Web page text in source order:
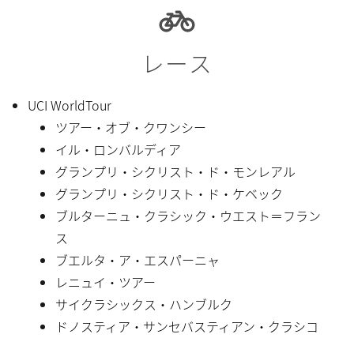
レース
UCI WorldTour
ツアー・オブ・クワンシー
イル・ロンバルディア
グランプリ・シクリスト・ド・モンレアル
グランプリ・シクリスト・ド・ケベック
ブルターニュ・クラシック・ウエスト＝フラン
ス
ブエルタ・ア・エスパーニャ
レニュイ・ツアー
サイクラシックス・ハンブルク
ドノスティア・サンセバスティアン・クラシコ